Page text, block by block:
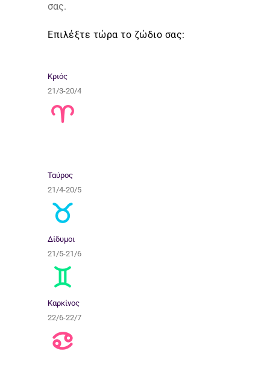
σας.
Επιλέξτε τώρα το ζώδιο σας:
Κριός
21/3-20/4
Ταύρος
21/4-20/5
Δίδυμοι
21/5-21/6
Καρκίνος
22/6-22/7